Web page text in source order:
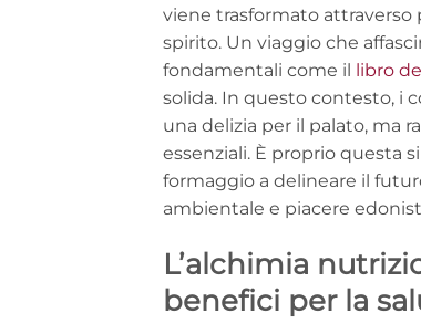
viene trasformato attraverso
spirito. Un viaggio che
fondamentali come il
libro
solida. In questo contesto, i
una delizia per il palato, ma
essenziali. È proprio questa
formaggio a delineare il
ambientale e piacere
L’alchimia
benefici per la